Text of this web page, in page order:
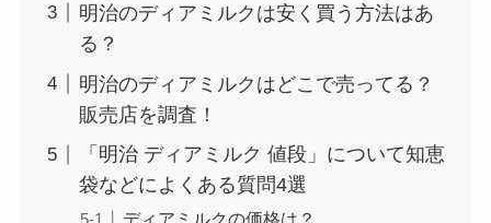
ガリバー買取が高い理由！実際に
高く売れた事例を徹底解説
オファーボックスの内定率は？内
明治のディアミルクは安く買う方法はあ
る？
明治のディアミルクはどこで売ってる？
販売店を調査！
「明治 ディアミルク 値段」について知恵
袋などによくある質問4選
ディアミルクの価格は？